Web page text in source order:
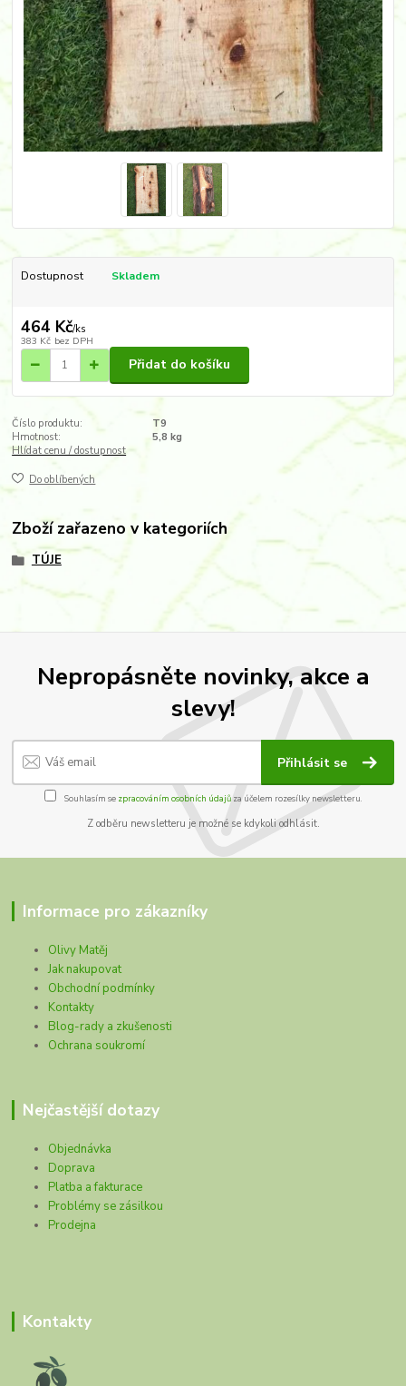
Dostupnost Skladem
464 Kč/ks
383 Kč bez DPH
Přidat do košíku
Číslo produktu:
T9
Hmotnost:
5,8 kg
Hlídat cenu / dostupnost
Do oblíbených
Zboží zařazeno v kategoriích
TÚJE
Nepropásněte novinky, akce a
slevy!
Přihlásit se
Souhlasím se zpracováním osobních údajůza účelem rozesílky newsletteru.
Z odběru newsletteru je možné se kdykoli odhlásit.
Informace pro zákazníky
Olivy Matěj
Jak nakupovat
Obchodní podmínky
Kontakty
Blog-rady a zkušenosti
Ochrana soukromí
Nejčastější dotazy
Objednávka
Doprava
Platba a fakturace
Problémy se zásilkou
Prodejna
Kontakty